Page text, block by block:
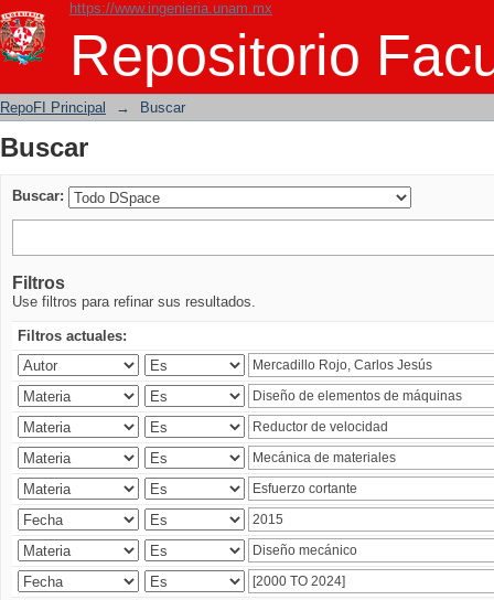
https://www.ingenieria.unam.mx
Repositorio
Buscar
RepoFI Principal → Buscar
Buscar
Buscar:
Filtros
Use filtros para refinar sus resultados.
Filtros actuales: